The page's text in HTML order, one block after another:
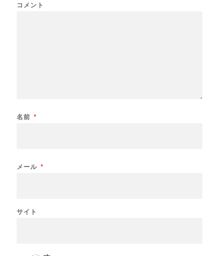
コメント
名前 *
メール *
サイト